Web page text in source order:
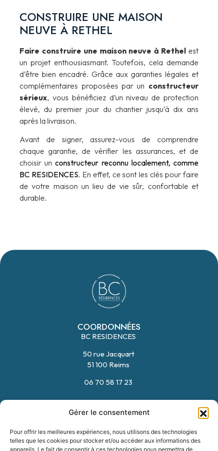
Gérer le consentement
Pour offrir les meilleures expériences, nous utilisons des technologies
telles que les cookies pour stocker et/ou accéder aux informations des
appareils. Le fait de consentir à ces technologies nous permettra de
CONSTRUIRE UNE MAISON
NEUVE À RETHEL
Faire construire une maison neuve à Rethelest
un projet enthousiasmant. Toutefois, cela demande
d’être bien encadré. Grâce aux garanties légales et
complémentaires proposées par un constructeur
sérieux, vous bénéficiez d’un niveau de protection
élevé, du premier jour du chantier jusqu’à dix ans
après la livraison.
Avant de signer, assurez-vous de comprendre
chaque garantie, de vérifier les assurances, et de
choisir unconstructeur reconnu localement, comme
BC RESIDENCES. En effet, ce sont les clés pour faire
de votre maison un lieu de vie sûr, confortable et
durable.
COORDONNÉES
BC RESIDENCES
50 rue Jacquart
51 100 Reims
06 70 58 17 23
HORAIRES
Du Lundi au Vendredi
09:00 – 12:00
14:00 – 18:00
06 70 58 17 23